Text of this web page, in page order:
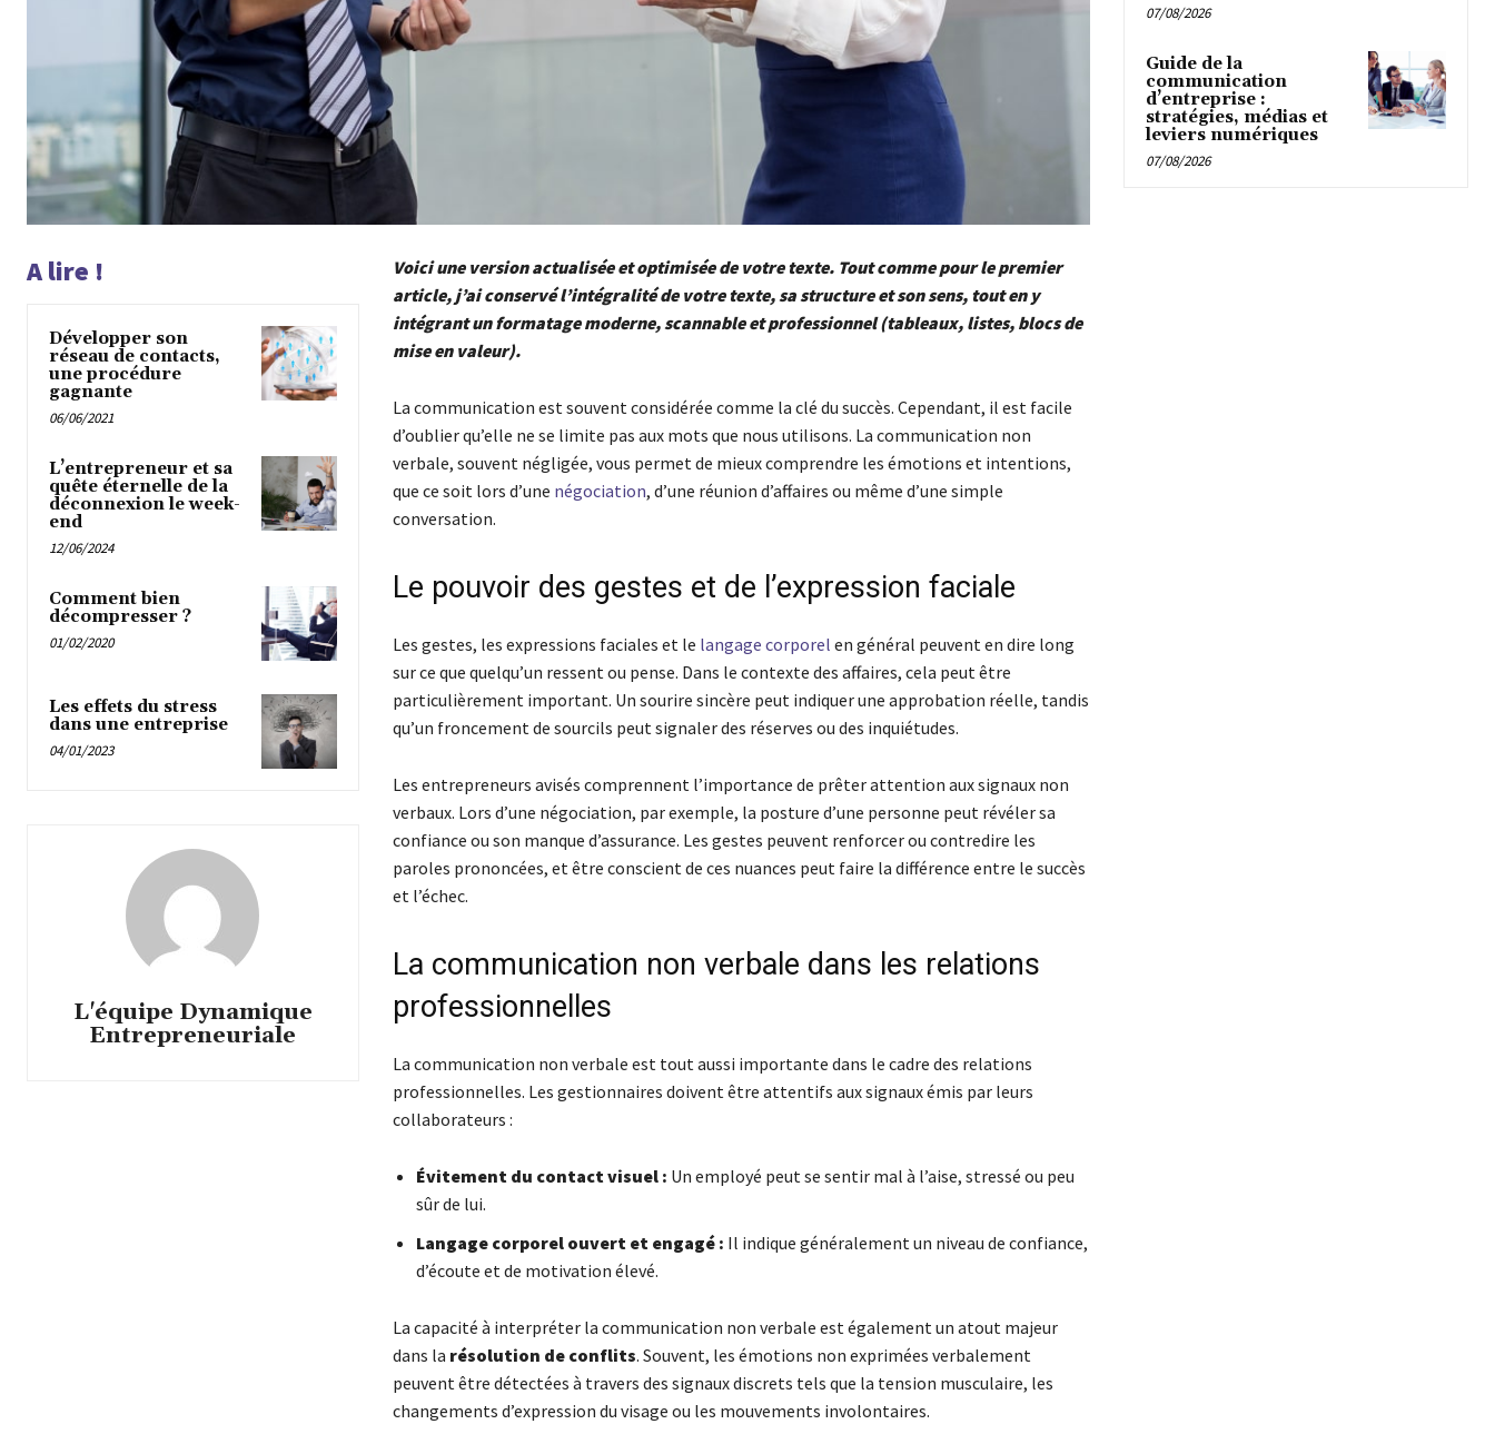
A lire !
Développer son
réseau de contacts,
une procédure
gagnante
06/06/2021
L’entrepreneur et sa
quête éternelle de la
déconnexion le week-
end
12/06/2024
Comment bien
décompresser ?
01/02/2020
Les effets du stress
dans une entreprise
04/01/2023
L'équipe Dynamique
Entrepreneuriale
Voici une version actualisée et optimisée de votre texte. Tout comme pour le premier
article, j’ai conservé l’intégralité de votre texte, sa structure et son sens, tout en y
intégrant un formatage moderne, scannable et professionnel (tableaux, listes, blocs de
mise en valeur).
La communication est souvent considérée comme la clé du succès. Cependant, il est facile
d’oublier qu’elle ne se limite pas aux mots que nous utilisons. La communication non
verbale, souvent négligée, vous permet de mieux comprendre les émotions et intentions,
que ce soit lors d’une négociation, d’une réunion d’affaires ou même d’une simple
conversation.
Le pouvoir des gestes et de l’expression faciale
Les gestes, les expressions faciales et le langage corporel en général peuvent en dire long
sur ce que quelqu’un ressent ou pense. Dans le contexte des affaires, cela peut être
particulièrement important. Un sourire sincère peut indiquer une approbation réelle, tandis
qu’un froncement de sourcils peut signaler des réserves ou des inquiétudes.
Les entrepreneurs avisés comprennent l’importance de prêter attention aux signaux non
verbaux. Lors d’une négociation, par exemple, la posture d’une personne peut révéler sa
confiance ou son manque d’assurance. Les gestes peuvent renforcer ou contredire les
paroles prononcées, et être conscient de ces nuances peut faire la différence entre le succès
et l’échec.
La communication non verbale dans les relations
professionnelles
La communication non verbale est tout aussi importante dans le cadre des relations
professionnelles. Les gestionnaires doivent être attentifs aux signaux émis par leurs
collaborateurs :
Évitement du contact visuel : Un employé peut se sentir mal à l’aise, stressé ou peu
sûr de lui.
Langage corporel ouvert et engagé : Il indique généralement un niveau de confiance,
d’écoute et de motivation élevé.
La capacité à interpréter la communication non verbale est également un atout majeur
dans la résolution de conflits. Souvent, les émotions non exprimées verbalement
peuvent être détectées à travers des signaux discrets tels que la tension musculaire, les
changements d’expression du visage ou les mouvements involontaires.
07/08/2026
Guide de la
communication
d’entreprise :
stratégies, médias et
leviers numériques
07/08/2026